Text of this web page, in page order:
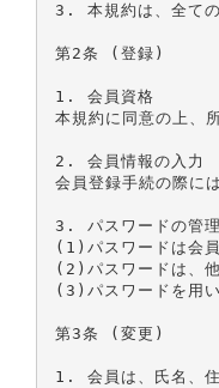
3. 本規約は、全ての
第2条 (登録)
1. 会員資格
本規約に同意の上、
2. 会員情報の入力
会員登録手続の際に
3. パスワードの管理
(1)パスワードは会
(2)パスワードは、
(3)パスワードを用
第3条 (変更)
1. 会員は、氏名、住